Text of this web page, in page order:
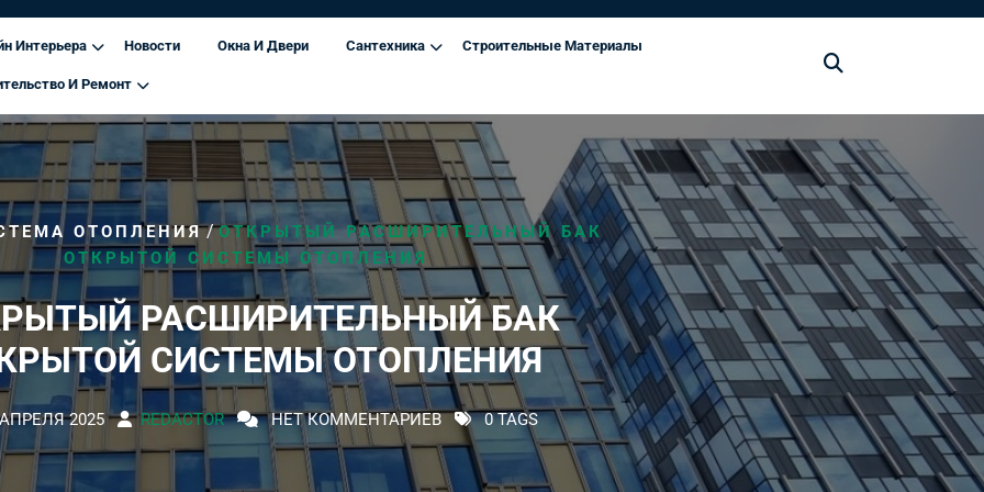
Интерьера Новости Окна И Двери Сантехника Строительные Материалы
И Ремонт
ОТОПЛЕНИЯ/ОТКРЫТЫЙ РАСШИРИТЕЛЬНЫЙ БАК
ОТКРЫТОЙ СИСТЕМЫ ОТОПЛЕНИЯ
РАСШИРИТЕЛЬНЫЙ БАК
СИСТЕМЫ ОТОПЛЕНИЯ
2025 REDACTOR НЕТ КОММЕНТАРИЕВ 0 TAGS